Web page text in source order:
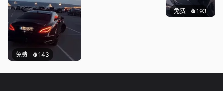
免费 143
免费 193好看